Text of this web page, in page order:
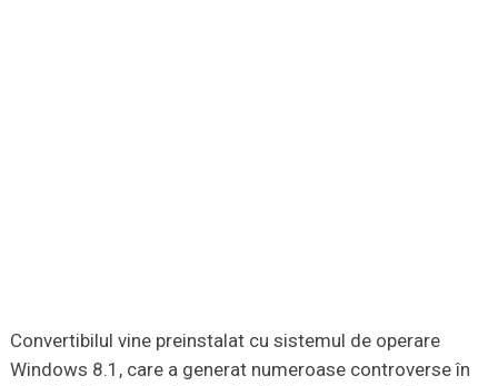
Convertibilul vine preinstalat cu sistemul de operare
Windows 8.1, care a generat numeroase controverse în